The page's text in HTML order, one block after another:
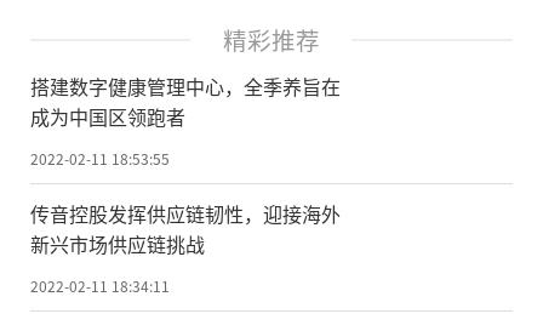
精彩推荐
搭建数字健康管理中心，全季养旨在
成为中国区领跑者
2022-02-11 18:53:55
传音控股发挥供应链韧性，迎接海外
新兴市场供应链挑战
2022-02-11 18:34:11